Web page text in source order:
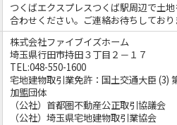
つくばエクスプレスつくば駅周辺で土
合わせください。ご連絡お待ちしており
株式会社ファイブイズホーム
埼玉県行田市持田３丁目２－１７
TEL:048-550-1600
宅地建物取引業免許：国土交通大臣 (3)
加盟団体
（公社）首都圏不動産公正取引協議会
（公社）埼玉県宅地建物取引業協会